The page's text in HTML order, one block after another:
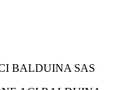
BALDUINA SAS